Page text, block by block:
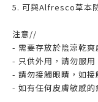
5. 可與Alfresco草本
注意//
- 需要存放於陰涼乾
- 只供外用，請勿服用
- 請勿接觸眼睛，如
- 如有任何皮膚敏感